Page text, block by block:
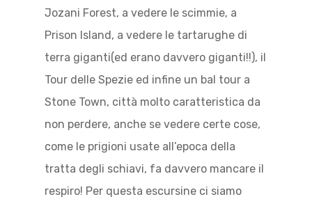
Jozani Forest, a vedere le scimmie, a
Prison Island, a vedere le tartarughe di
terra giganti(ed erano davvero giganti!!), il
Tour delle Spezie ed infine un bal tour a
Stone Town, città molto caratteristica da
non perdere, anche se vedere certe cose,
come le prigioni usate all’epoca della
tratta degli schiavi, fa davvero mancare il
respiro! Per questa escursine ci siamo